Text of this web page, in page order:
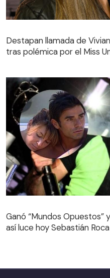
tras polémica por el Miss
Destapan llamada de
tras polémica por el Miss
Ganó “Mundos Opuestos”
así luce hoy Sebastián Roca